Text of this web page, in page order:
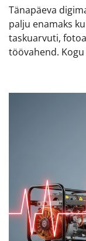
Tänapäeva
palju enamaks
taskuarvuti,
töövahend.